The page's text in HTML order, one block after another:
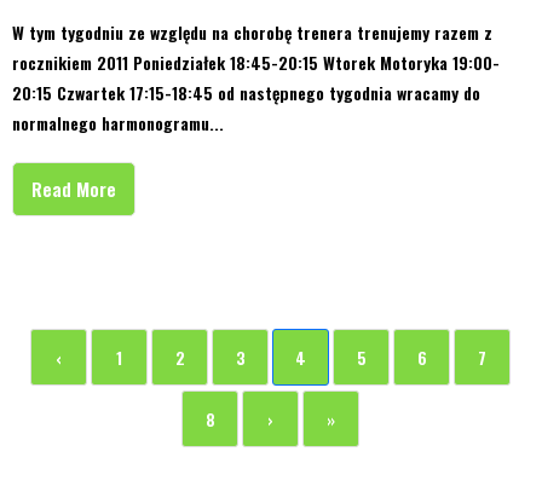
W tym tygodniu ze względu na chorobę trenera trenujemy razem z
rocznikiem 2011 Poniedziałek 18:45-20:15 Wtorek Motoryka 19:00-
20:15 Czwartek 17:15-18:45 od następnego tygodnia wracamy do
normalnego harmonogramu...
Read More
‹ 1 2 3 4 5 6 7
8 › »